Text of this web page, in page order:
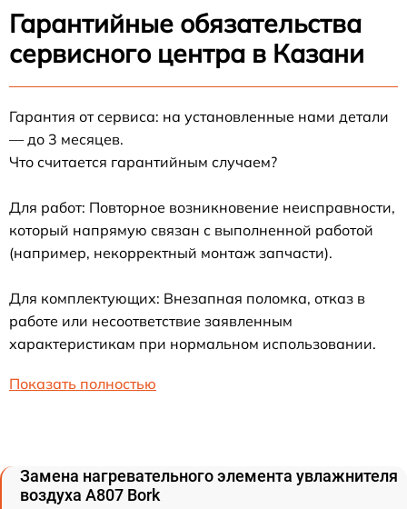
Гарантийные обязательства
сервисного центра в Казани
Гарантия от сервиса: на установленные нами детали
— до 3 месяцев.
Что считается гарантийным случаем?
Для работ: Повторное возникновение неисправности,
который напрямую связан с выполненной работой
(например, некорректный монтаж запчасти).
Для комплектующих: Внезапная поломка, отказ в
работе или несоответствие заявленным
характеристикам при нормальном использовании.
Показать полностью
Замена нагревательного элемента увлажнителя
воздуха A807 Bork